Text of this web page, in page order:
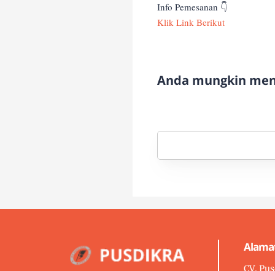
Info Pemesanan 👇
Klik Link Berikut
Anda mungkin
CV.